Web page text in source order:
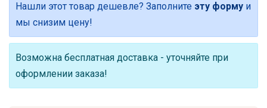
Нашли этот товар дешевле? Заполните эту форму и
мы снизим цену!
Возможна бесплатная доставка - уточняйте при
оформлении заказа!